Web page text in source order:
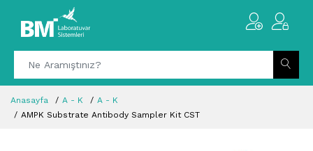
Anasayfa A - K
A - K
AMPK Substrate Antibody Sampler Kit CST